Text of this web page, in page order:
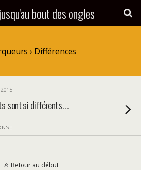
bout des ongles
› Différences
sont si différents….
Retour au début